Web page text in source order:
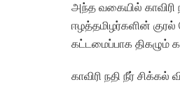
அந்த வகையில் காவிரி
ஈழத்தமிழர்களின்
கட்டமைப்பாக திகழும்
காவிரி நதி நீர்